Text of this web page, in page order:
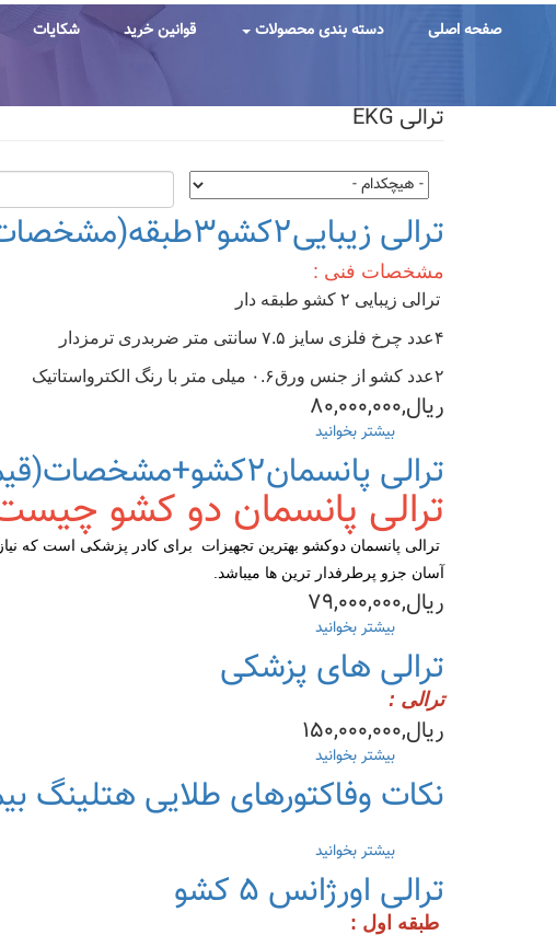
رفتن
صفحه اصلی دسته بندی محصولات قوانین خرید شکایات
ترالی EKG
ترالی زیبایی۲کشو۳طبقه(مشخصات/قیمت/خرید)
مشخصات فنی :
ترالی زیبایی ۲ کشو طبقه دار
۴عدد چرخ فلزی سایز ۷.۵ سانتی متر ضربدری ترمزدار
۲عدد کشو از جنس ورق۰.۶ میلی متر با رنگ الکترواستاتیک
ریال,۸۰,۰۰۰,۰۰۰
بیشتر بخوانید
ترالی
زیبایی۲کشو۳طبقه(مشخصات/
قیمت/
خرید)
ترالی پانسمان۲کشو+مشخصات(قیمت-خرید)
ترالی پانسمان دو کشو
ترالی پانسمان دوکشو بهترین تجهیزات برای کادر پزشکی است که
آسان جزو پرطرفدار ترین ها میباشد.
ریال,۷۹,۰۰۰,۰۰۰
بیشتر بخوانید
پانسمان۲کشو+مشخصات(قیمت-
خرید)
ترالی های پزشکی
ترالی :
ریال,۱۵۰,۰۰۰,۰۰۰
بیشتر بخوانید
های
پزشکی
نکات وفاکتورهای طلایی هتلینگ
بیشتر بخوانید
وفاکتورهای
طلایی
ترالی اورژانس ۵ کشو
طبقه اول :